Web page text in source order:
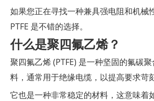
如果您正在寻找一种兼具强电阻和机械
PTFE 是不错的选择。
什么是聚四氟乙烯？
聚四氟乙烯 (PTFE) 是一种坚固的氟碳
料，通常用于绝缘电缆，以提高要求苛
它也是一种非常稳定的材料，这意味着